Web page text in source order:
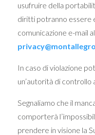
usufruire della
diritti potranno essere
comunicazione e-mail
In caso di violazione
un’autorità di controllo
Segnaliamo che il
comporterà
prendere in visione la